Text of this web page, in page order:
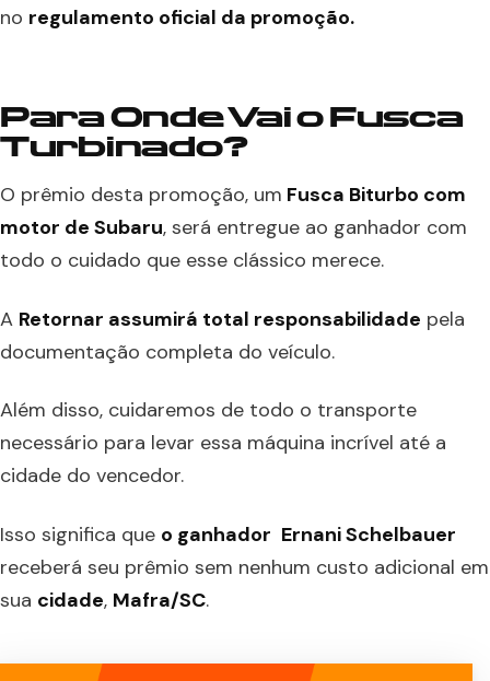
no regulamento oficial da promoção.
Para Onde Vai o Fusca
Turbinado?
O prêmio desta promoção, um Fusca Biturbo com
motor de Subaru, será entregue ao ganhador com
todo o cuidado que esse clássico merece.
A Retornar assumirá total responsabilidade pela
documentação completa do veículo.
Além disso, cuidaremos de todo o transporte
necessário para levar essa máquina incrível até a
cidade do vencedor.
Isso significa que o ganhador Ernani Schelbauer
receberá seu prêmio sem nenhum custo adicional em
sua cidade, Mafra/SC.